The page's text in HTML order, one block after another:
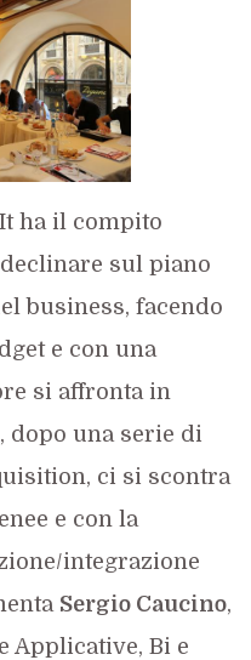
ha il compito
sul piano
business, facendo
e con una
si affronta in
dopo una serie di
ci si scontra
e con la
integrazione
Sergio Caucino,
Applicative, Bi e